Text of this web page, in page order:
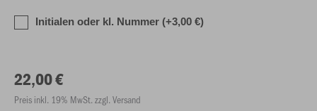
Initialen oder kl. Nummer (+3,00 €)
22,00 €
Preis inkl. 19% MwSt. zzgl. Versand